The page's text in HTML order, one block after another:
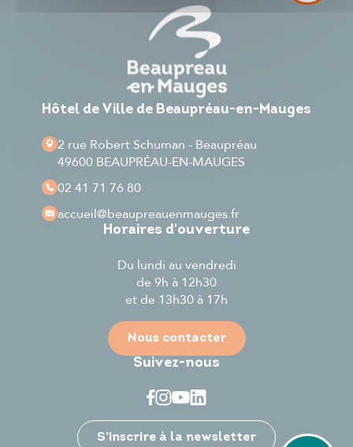
Je participe
Hôtel de Ville de Beaupréau-en-Mauges
2 rue Robert Schuman - Beaupréau
49600 BEAUPRÉAU-EN-MAUGES
02 41 71 76 80
accueil@beaupreauenmauges.fr
Horaires d'ouverture
Du lundi au vendredi
de 9h à 12h30
et de 13h30 à 17h
Nous contacter
Suivez-nous
S’inscrire à la newsletter